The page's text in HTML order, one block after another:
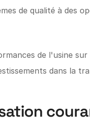
de qualité à des
de l'usine
dans la